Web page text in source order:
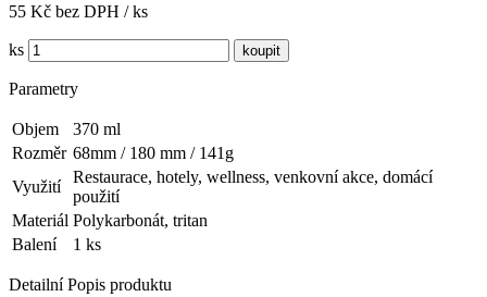
55 Kč bez DPH / ks
ks
Parametry
Objem
370 ml
Rozměr 68mm / 180 mm / 141g
Využití
Restaurace, hotely, wellness, venkovní akce, domácí
použití
Materiál Polykarbonát, tritan
Balení
1 ks
Detailní Popis produktu